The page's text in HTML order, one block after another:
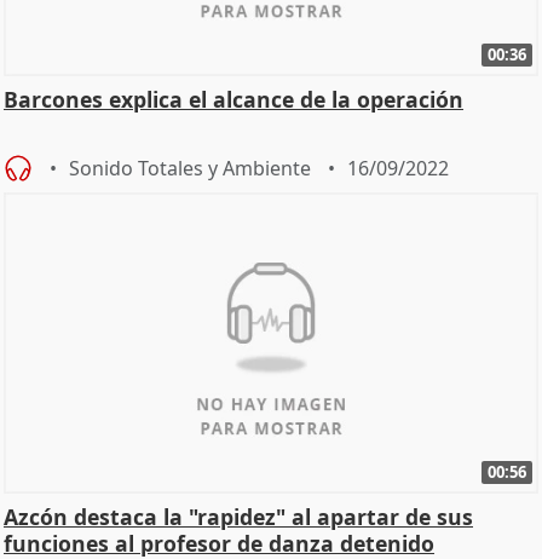
00:36
Barcones explica el alcance de la operación
Sonido Totales y Ambiente 16/09/2022
00:56
Azcón destaca la "rapidez" al apartar de sus
funciones al profesor de danza detenido